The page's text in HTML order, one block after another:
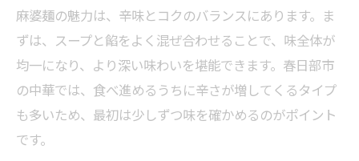
麻婆麺の魅力は、辛味とコクのバランスにあります。ま
ずは、スープと餡をよく混ぜ合わせることで、味全体が
均一になり、より深い味わいを堪能できます。春日部市
の中華では、食べ進めるうちに辛さが増してくるタイプ
も多いため、最初は少しずつ味を確かめるのがポイント
です。